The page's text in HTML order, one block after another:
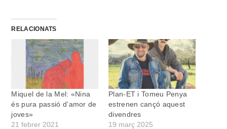
RELACIONATS
Miquel de la Mel: «Nina
és pura passió d’amor de
joves»
21 febrer 2021
Plan-ET i Tomeu Penya
estrenen cançó aquest
divendres
19 març 2025